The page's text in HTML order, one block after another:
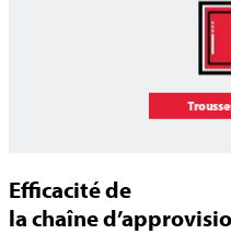
Efficacité de
la chaîne